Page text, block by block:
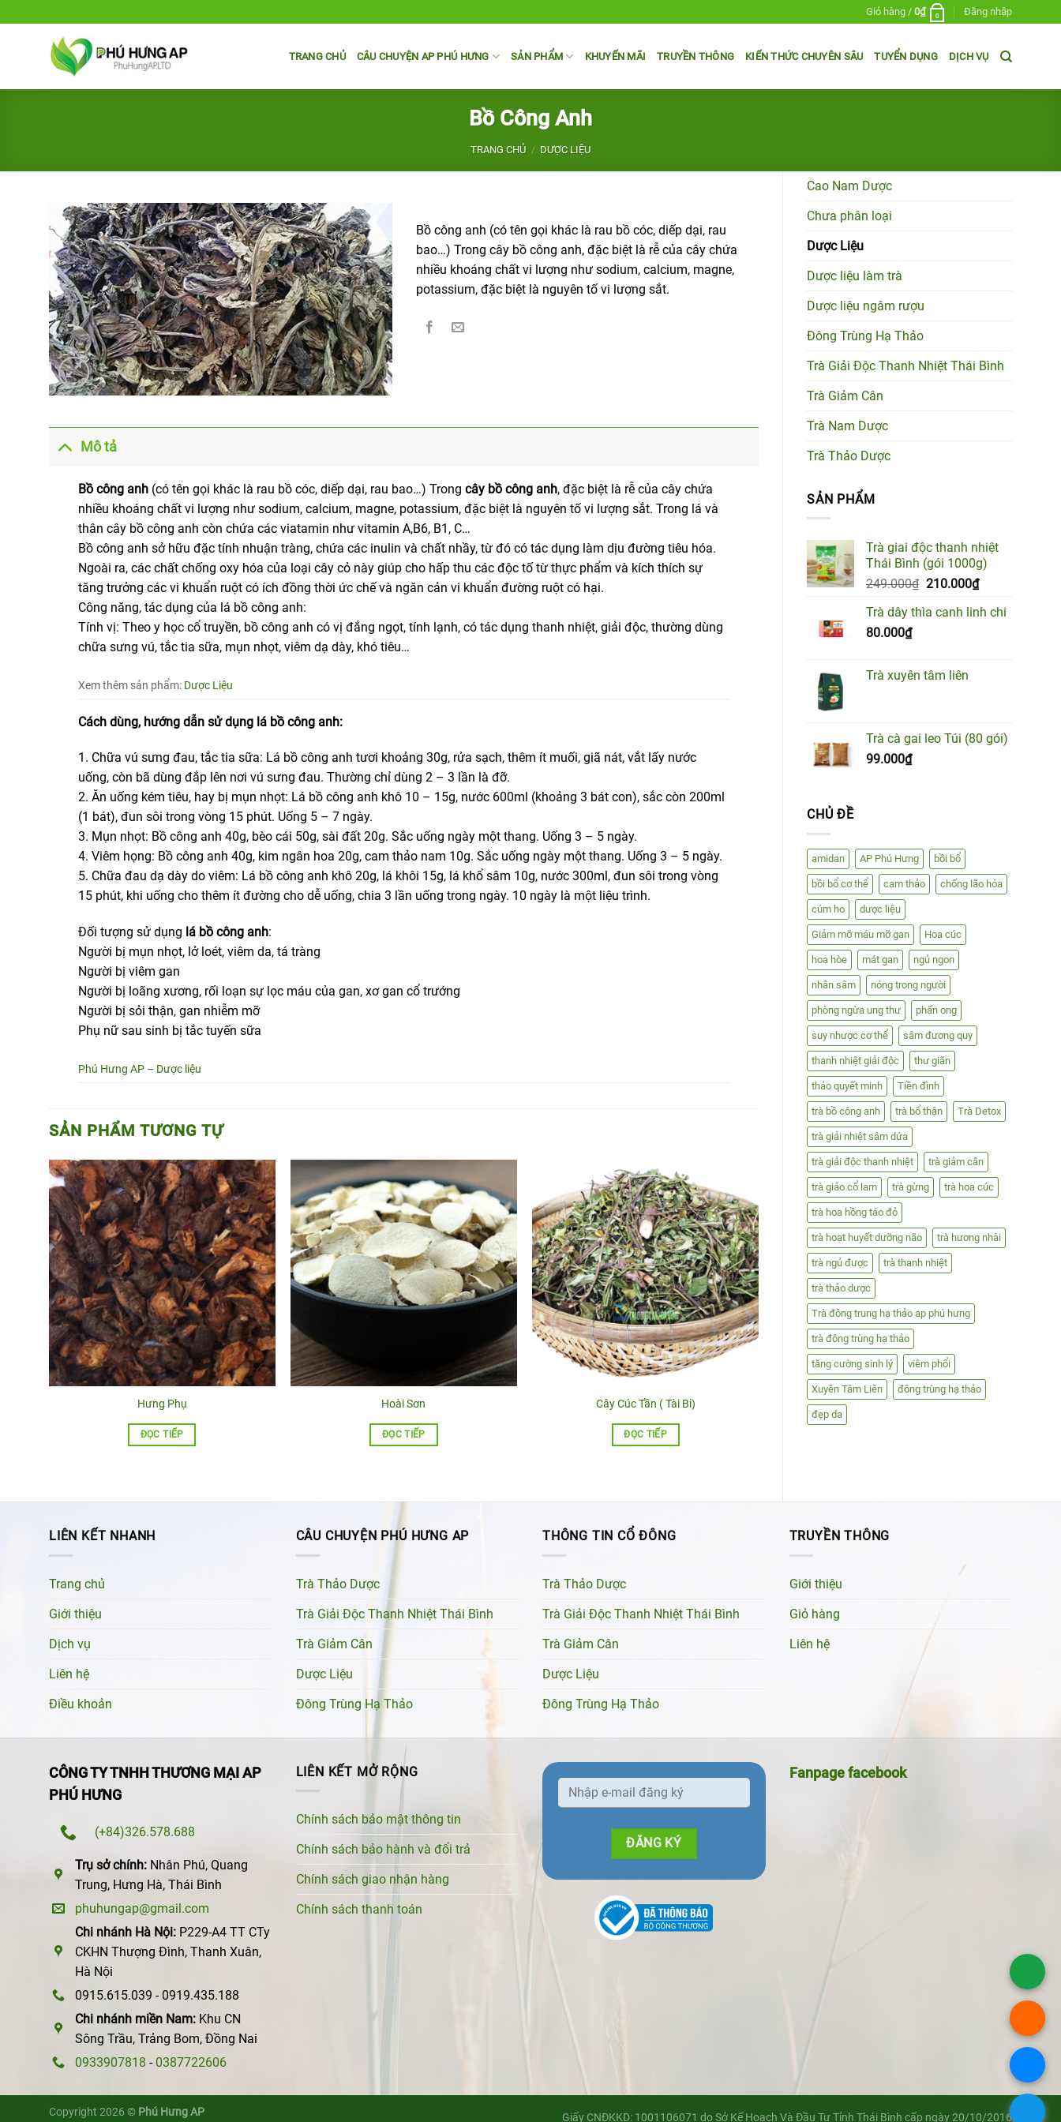
qua
Giỏ hàng / 0₫ 0 Đăng nhập
TRANG CHỦ CÂU CHUYỆN AP PHÚ HƯNG SẢN PHẨM KHUYẾN MÃI TRUYỀN THÔNG KIẾN THỨC CHUYÊN SÂU TUYỂN DỤNG DỊCH VỤ
Bồ Công Anh
TRANG CHỦ / DƯỢC LIỆU
Cao Nam Dược
Chưa phân loại
Dược Liệu
Dược liệu làm trà
Dược liệu ngâm rượu
Đông Trùng Hạ Thảo
Trà Giải Độc Thanh Nhiệt Thái Bình
Trà Giảm Cân
Trà Nam Dược
Trà Thảo Dược
SẢN PHẨM
Trà giai độc thanh nhiệt
Thái Bình (gói 1000g)
249.000₫ Giá
là:
210.000₫Giá
tại
Trà dây thìa canh linh chi
80.000₫
Trà xuyên tâm liên
Trà cà gai leo Túi (80 gói)
99.000₫
CHỦ ĐỀ
amidan AP Phú Hưng bồi bổ
bồi bổ cơ thể cam thảo chống lão hóa
cúm ho dược liệu
Giảm mỡ máu mỡ gan Hoa cúc
hoa hòe mát gan ngủ ngon
nhân sâm nóng trong người
phòng ngừa ung thư phấn ong
suy nhược cơ thể sâm đương quy
thanh nhiệt giải độc thư giãn
thảo quyết minh Tiền đình
trà bồ công anh trà bổ thận Trà Detox
trà giải nhiệt sâm dứa
trà giải độc thanh nhiệt trà giảm cân
trà giảo cổ lam trà gừng trà hoa cúc
trà hoa hồng táo đỏ
trà hoạt huyết dưỡng não trà hương nhài
trà ngủ được trà thanh nhiệt
trà thảo dược
Trà đông trung hạ thảo ap phú hưng
trà đông trùng hạ thảo
tăng cường sinh lý viêm phổi
Xuyên Tâm Liên đông trùng hạ thảo
đẹp da
Bồ công anh (có tên gọi khác là rau bồ cóc, diếp dại, rau
bao…) Trong cây bồ công anh, đặc biệt là rễ của cây chứa
nhiều khoáng chất vi lượng như sodium, calcium, magne,
potassium, đặc biệt là nguyên tố vi lượng sắt.
Mô tả
Bồ công anh(có tên gọi khác là rau bồ cóc, diếp dại, rau bao…) Trong cây bồ công anh, đặc biệt là rễ của cây chứa
nhiều khoáng chất vi lượng như sodium, calcium, magne, potassium, đặc biệt là nguyên tố vi lượng sắt. Trong lá và
thân cây bồ công anh còn chứa các viatamin như vitamin A,B6, B1, C…
Bồ công anh sở hữu đặc tính nhuận tràng, chứa các inulin và chất nhầy, từ đó có tác dụng làm dịu đường tiêu hóa.
Ngoài ra, các chất chống oxy hóa của loại cây cỏ này giúp cho hấp thu các độc tố từ thực phẩm và kích thích sự
tăng trưởng các vi khuẩn ruột có ích đồng thời ức chế và ngăn cản vi khuẩn đường ruột có hại.
Công năng, tác dụng của lá bồ công anh:
Tính vị: Theo y học cổ truyền, bồ công anh có vị đắng ngọt, tính lạnh, có tác dụng thanh nhiệt, giải độc, thường dùng
chữa sưng vú, tắc tia sữa, mụn nhọt, viêm dạ dày, khó tiêu…
Xem thêm sản phẩm: Dược Liệu
Cách dùng, hướng dẫn sử dụng lá bồ công anh:
1. Chữa vú sưng đau, tắc tia sữa: Lá bồ công anh tươi khoảng 30g, rửa sạch, thêm ít muối, giã nát, vắt lấy nước
uống, còn bã dùng đắp lên nơi vú sưng đau. Thường chỉ dùng 2 – 3 lần là đỡ.
2. Ăn uống kém tiêu, hay bị mụn nhọt: Lá bồ công anh khô 10 – 15g, nước 600ml (khoảng 3 bát con), sắc còn 200ml
(1 bát), đun sôi trong vòng 15 phút. Uống 5 – 7 ngày.
3. Mụn nhọt: Bồ công anh 40g, bèo cái 50g, sài đất 20g. Sắc uống ngày một thang. Uống 3 – 5 ngày.
4. Viêm họng: Bồ công anh 40g, kim ngân hoa 20g, cam thảo nam 10g. Sắc uống ngày một thang. Uống 3 – 5 ngày.
5. Chữa đau dạ dày do viêm: Lá bồ công anh khô 20g, lá khôi 15g, lá khổ sâm 10g, nước 300ml, đun sôi trong vòng
15 phút, khi uống cho thêm ít đường cho dễ uống, chia 3 lần uống trong ngày. 10 ngày là một liệu trình.
Đối tượng sử dụng lá bồ công anh:
Người bị mụn nhọt, lở loét, viêm da, tá tràng
Người bị viêm gan
Người bị loãng xương, rối loạn sự lọc máu của gan, xơ gan cổ trướng
Người bị sỏi thận, gan nhiễm mỡ
Phụ nữ sau sinh bị tắc tuyến sữa
Phú Hưng AP – Dược liệu
SẢN PHẨM TƯƠNG TỰ
Hưng Phụ
ĐỌC TIẾP
Hoài Sơn
ĐỌC TIẾP
Cây Cúc Tần ( Tài Bi)
ĐỌC TIẾP
LIÊN KẾT NHANH
Trang chủ
Giới thiệu
Dịch vụ
Liên hệ
Điều khoản
CÂU CHUYỆN PHÚ HƯNG AP
Trà Thảo Dược
Trà Giải Độc Thanh Nhiệt Thái Bình
Trà Giảm Cân
Dược Liệu
Đông Trùng Hạ Thảo
THÔNG TIN CỔ ĐÔNG
Trà Thảo Dược
Trà Giải Độc Thanh Nhiệt Thái Bình
Trà Giảm Cân
Dược Liệu
Đông Trùng Hạ Thảo
TRUYỀN THÔNG
Giới thiệu
Giỏ hàng
Liên hệ
CÔNG TY TNHH THƯƠNG MẠI AP
PHÚ HƯNG
(+84)326.578.688
Trụ sở chính: Nhân Phú, Quang
Trung, Hưng Hà, Thái Bình
phuhungap@gmail.com
Chi nhánh Hà Nội: P229-A4 TT CTy
CKHN Thượng Đình, Thanh Xuân,
Hà Nội
0915.615.039 - 0919.435.188
Chi nhánh miền Nam: Khu CN
Sông Trầu, Trảng Bom, Đồng Nai
0933907818 - 0387722606
LIÊN KẾT MỞ RỘNG
Chính sách bảo mật thông tin
Chính sách bảo hành và đổi trả
Chính sách giao nhận hàng
Chính sách thanh toán
Fanpage facebook
Giấy CNĐKKD: 1001106071 do Sở Kế Hoạch Và Đầu Tư Tỉnh Thái Bình cấp ngày 20/10/2016
Copyright 2026 © Phú Hưng AP